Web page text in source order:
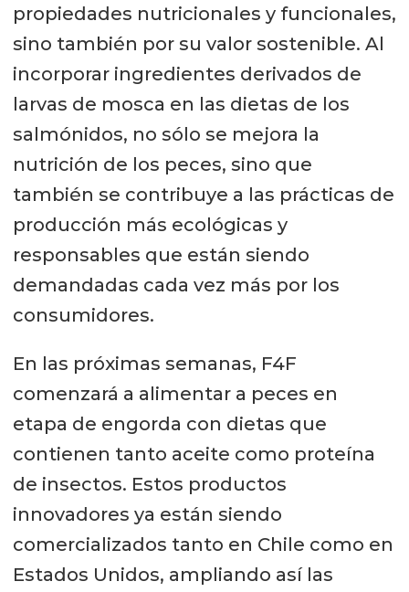
propiedades nutricionales y funcionales,
sino también por su valor sostenible. Al
incorporar ingredientes derivados de
larvas de mosca en las dietas de los
salmónidos, no sólo se mejora la
nutrición de los peces, sino que
también se contribuye a las prácticas de
producción más ecológicas y
responsables que están siendo
demandadas cada vez más por los
consumidores.
En las próximas semanas, F4F
comenzará a alimentar a peces en
etapa de engorda con dietas que
contienen tanto aceite como proteína
de insectos. Estos productos
innovadores ya están siendo
comercializados tanto en Chile como en
Estados Unidos, ampliando así las